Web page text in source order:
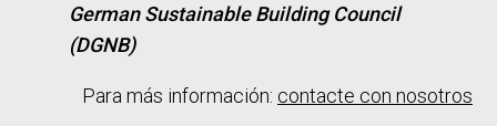
German Sustainable Building Council
(DGNB)
Para más información: contacte con nosotros